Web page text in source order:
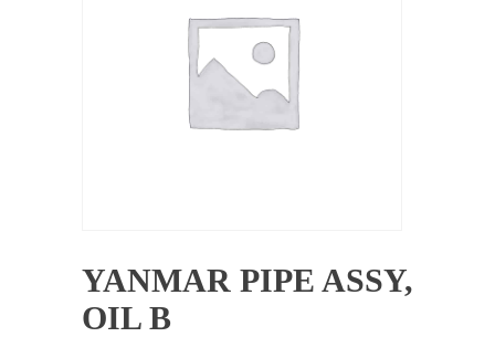
YANMAR PIPE ASSY,
OIL B